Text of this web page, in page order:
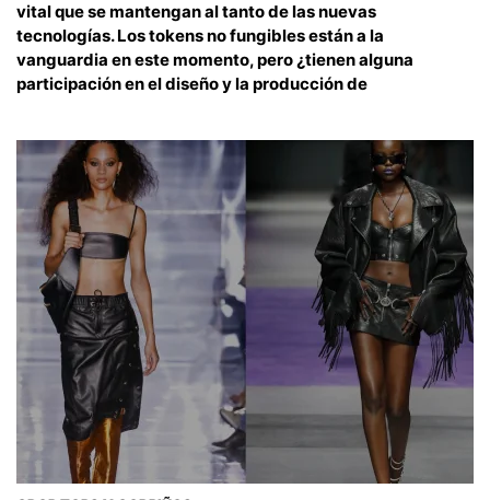
vital que se mantengan al tanto de las nuevas
tecnologías. Los tokens no fungibles están a la
vanguardia en este momento, pero ¿tienen alguna
participación en el diseño y la producción de